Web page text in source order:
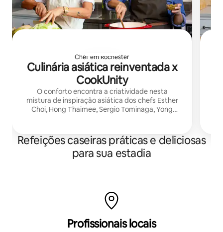
Chef em Rochester
Culinária asiática reinventada x
CookUnity
O conforto encontra a criatividade nesta
mistura de inspiração asiática dos chefs Esther
Choi, Hong Thaimee, Sergio Tominaga, Yong
Refeições caseiras práticas e deliciosas
para sua estadia
Profissionais locais